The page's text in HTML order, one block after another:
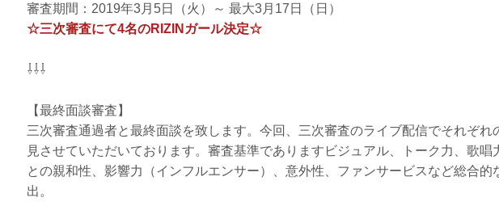
審査期間：2019年3月5日（火）～ 最大3月17日（日）
☆三次審査にて4名のRIZINガール決定☆
⇩⇩⇩
【最終面談審査】
三次審査通過者と最終面談を致します。今回、三次審査のライブ配信でそれぞれ
見させていただいております。審査基準でありますビジュアル、トーク力、歌唱
との親和性、影響力（インフルエンサー）、意外性、ファンサービスなど総合的
出。